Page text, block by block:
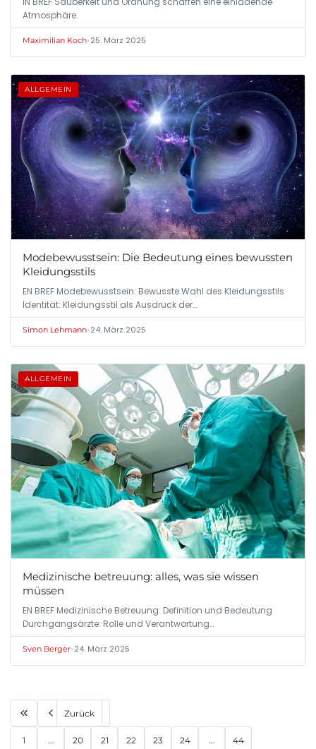
Atmosphäre.
Maximilian Koch•25. März 2025
ALLGEMEIN
Modebewusstsein: Die Bedeutung eines bewussten
Kleidungsstils
EN BREF Modebewusstsein: Bewusste Wahl des Kleidungsstils
Identität: Kleidungsstil als Ausdruck der…
Simon Lehmann•24. März 2025
ALLGEMEIN
Medizinische betreuung: alles, was sie wissen
müssen
EN BREF Medizinische Betreuung: Definition und Bedeutung
Durchgangsärzte: Rolle und Verantwortung…
Sven Berger•24. März 2025
Zurück
1 ... 20 21 22 23 24 ... 44